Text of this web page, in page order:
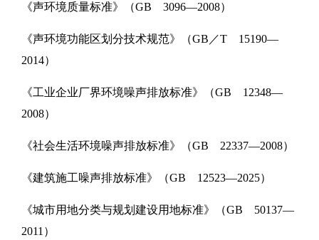
《声环境质量标准》（GB 3096—2008）
《声环境功能区划分技术规范》（GB／T 15190—
2014）
《工业企业厂界环境噪声排放标准》（GB 12348—
2008）
《社会生活环境噪声排放标准》（GB 22337—2008）
《建筑施工噪声排放标准》（GB 12523—2025）
《城市用地分类与规划建设用地标准》（GB 50137—
2011）